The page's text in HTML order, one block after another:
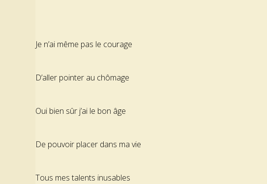
Je n’ai même pas le courage
D’aller pointer au chômage
Oui bien sûr j’ai le bon âge
De pouvoir placer dans ma vie
Tous mes talents inusables